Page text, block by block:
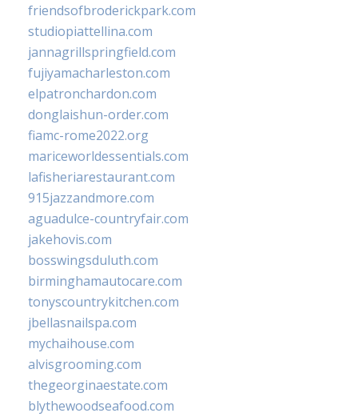
friendsofbroderickpark.com
studiopiattellina.com
jannagrillspringfield.com
fujiyamacharleston.com
elpatronchardon.com
donglaishun-order.com
fiamc-rome2022.org
mariceworldessentials.com
lafisheriarestaurant.com
915jazzandmore.com
aguadulce-countryfair.com
jakehovis.com
bosswingsduluth.com
birminghamautocare.com
tonyscountrykitchen.com
jbellasnailspa.com
mychaihouse.com
alvisgrooming.com
thegeorginaestate.com
blythewoodseafood.com